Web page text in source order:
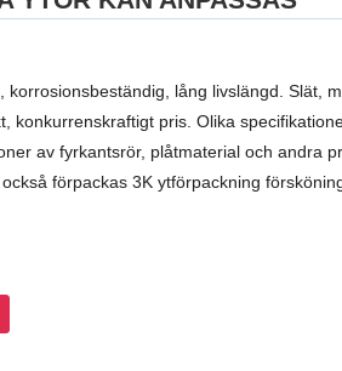
korrosionsbeständig, lång livslängd. Slät,
konkurrenskraftigt pris. Olika
av fyrkantsrör, plåtmaterial och andra
förpackas 3K ytförpackning